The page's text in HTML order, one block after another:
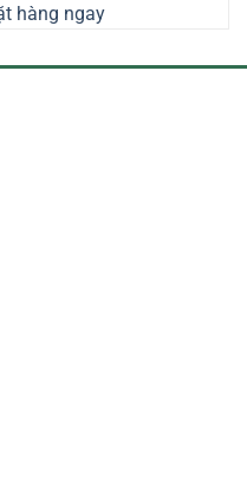
120.890.000₫.
hàng ngay